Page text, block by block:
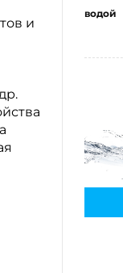
и
водой